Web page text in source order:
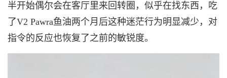
半开始偶尔会在客厅里来回转圈，似乎在找东西，吃
了V2 Pawra鱼油两个月后这种迷茫行为明显减少，对
指令的反应也恢复了之前的敏锐度。